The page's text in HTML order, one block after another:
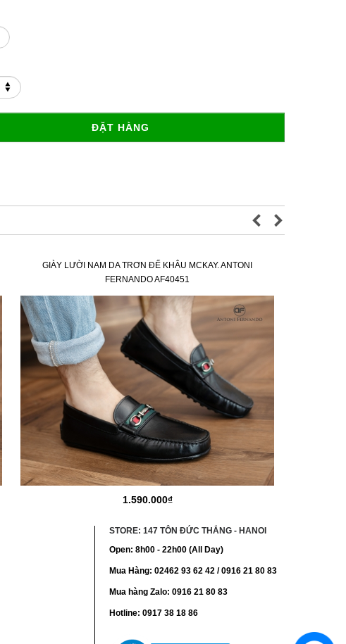
ĐẶT HÀNG
GIÀY LƯỜI NAM DA TRƠN ĐẾ KHÂU MCKAY. ANTONI
FERNANDO AF40451
1.590.000₫
STORE: 147 TÔN ĐỨC THẮNG - HANOI
Open: 8h00 - 22h00 (All Day)
Mua Hàng: 02462 93 62 42 / 0916 21 80 83
Mua hàng Zalo: 0916 21 80 83
Hotline: 0917 38 18 86